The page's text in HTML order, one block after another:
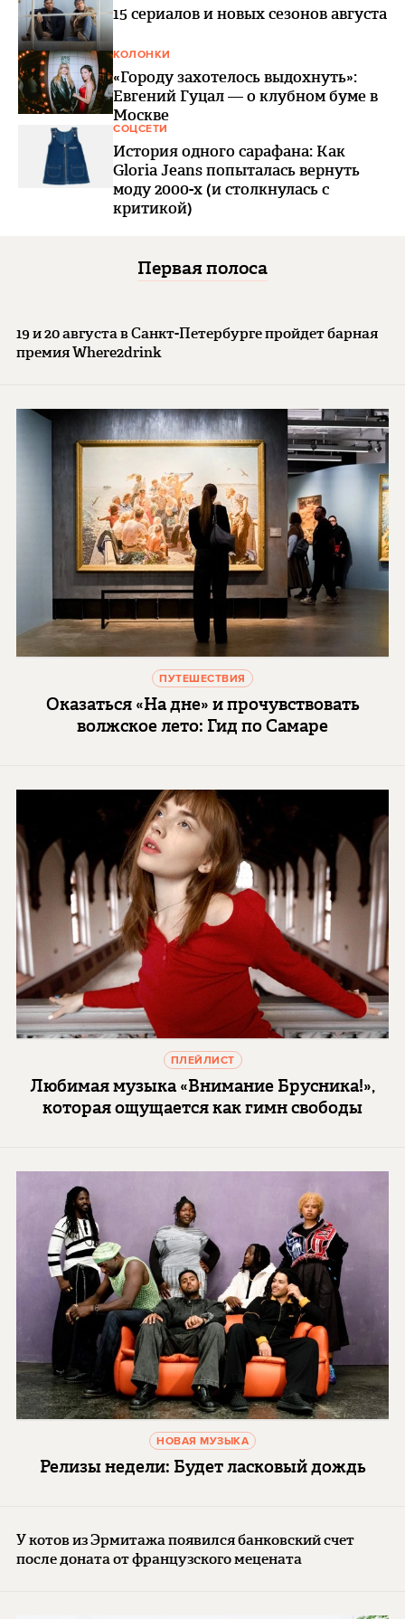
15 сериалов и новых сезонов августа
КОЛОНКИ
«Городу захотелось выдохнуть»:
Евгений Гуцал — о клубном буме в
Москве
СОЦСЕТИ
История одного сарафана: Как
Gloria Jeans попыталась вернуть
моду 2000-х (и столкнулась с
критикой)
Первая полоса
19 и 20 августа в Санкт-Петербурге пройдет барная
премия Where2drink
ПУТЕШЕСТВИЯ
Оказаться «На дне» и прочувствовать
волжское лето: Гид по Самаре
ПЛЕЙЛИСТ
Любимая музыка «Внимание Брусника!»,
которая ощущается как гимн свободы
НОВАЯ МУЗЫКА
Релизы недели: Будет ласковый дождь
У котов из Эрмитажа появился банковский счет
после доната от французского мецената